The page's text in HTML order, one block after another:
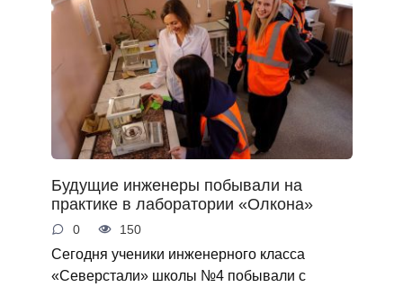
Будущие инженеры побывали на
практике в лаборатории «Олкона»
0 150
Сегодня ученики инженерного класса
«Северстали» школы №4 побывали с